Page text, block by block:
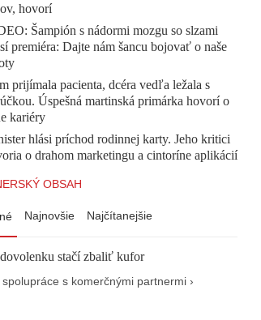
hovorí
Šampión s nádormi mozgu so slzami
premiéra: Dajte nám šancu bojovať o naše
prijímala pacienta, dcéra vedľa ležala s
Úspešná martinská primárka hovorí o
kariéry
hlási príchod rodinnej karty. Jeho kritici
o drahom marketingu a cintoríne aplikácií
OBSAH
Najnovšie Najčítanejšie
stačí zbaliť kufor
s komerčnými partnermi ›